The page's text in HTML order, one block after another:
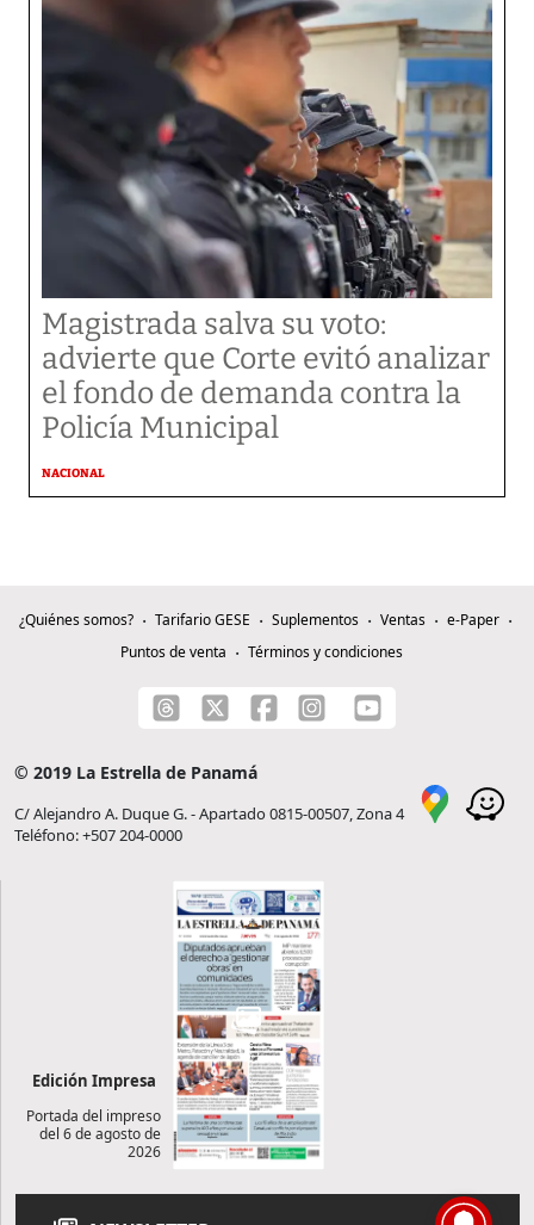
Magistrada salva su voto:
advierte que Corte evitó analizar
el fondo de demanda contra la
Policía Municipal
NACIONAL
¿Quiénes somos? Tarifario GESE Suplementos Ventas
e-Paper
Puntos de venta
Términos y condiciones
© 2019 La Estrella de Panamá
C/ Alejandro A. Duque G. - Apartado 0815-00507, Zona 4
Teléfono: +507 204-0000
Edición Impresa
Portada del impreso
del 6 de agosto de
2026